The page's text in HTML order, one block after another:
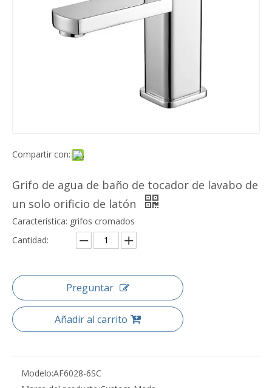
Compartir con:
Grifo de agua de baño de tocador de lavabo de
un solo orificio de latón
Característica: grifos cromados
Cantidad:
Preguntar
Añadir al carrito
Modelo:AF6028-6SC